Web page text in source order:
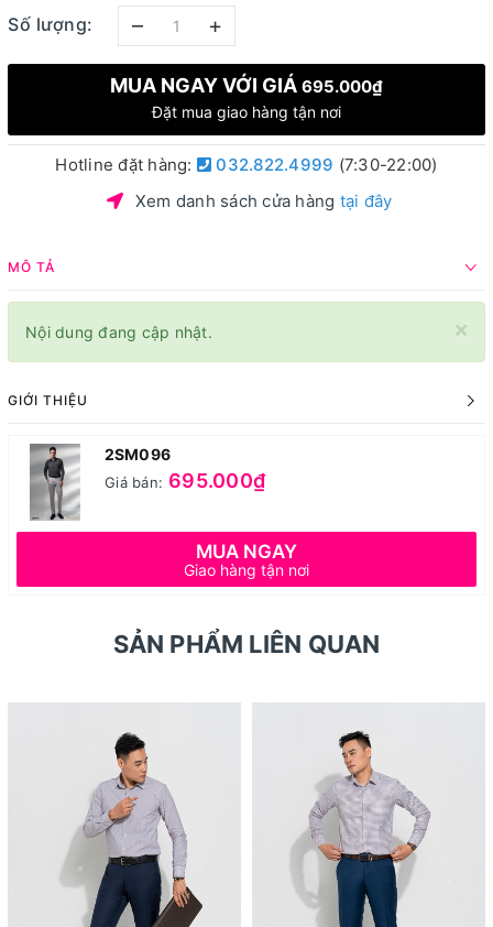
Số lượng: – +
MUA NGAY VỚI GIÁ 695.000₫
Đặt mua giao hàng tận nơi
Hotline đặt hàng: 032.822.4999 (7:30-22:00)
Xem danh sách cửa hàng tại đây
MÔ TẢ
×
Nội dung đang cập nhật.
GIỚI THIỆU
2SM096
Giá bán: 695.000₫
MUA NGAY
Giao hàng tận nơi
SẢN PHẨM LIÊN QUAN